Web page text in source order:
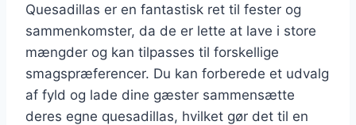
Quesadillas er en fantastisk ret til fester og
sammenkomster, da de er lette at lave i store
mængder og kan tilpasses til forskellige
smagspræferencer. Du kan forberede et udvalg
af fyld og lade dine gæster sammensætte
deres egne quesadillas, hvilket gør det til en